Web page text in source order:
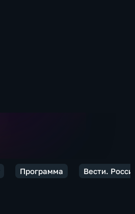
Программа Вести.